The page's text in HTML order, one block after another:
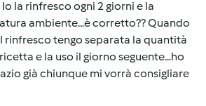
Io la rinfresco ogni 2 giorni e la
ambiente...è corretto?? Quando
rinfresco tengo separata la quantità
e la uso il giorno seguente...ho
già chiunque mi vorrà consigliare